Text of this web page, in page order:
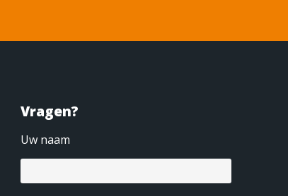
Vragen?
Uw naam